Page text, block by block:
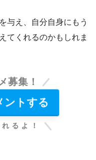
与え、自分自身にもう
てくれるのかもしれま
募集！
ントする
るよ！